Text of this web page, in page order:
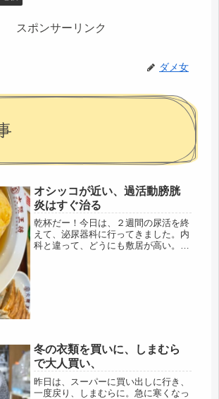
スポンサーリンク
ダメ女
オシッコが近い、過活動膀胱
炎はすぐ治る
乾杯だー！今日は、２週間の尿活を終
えて、泌尿器科に行ってきました。内
科と違って、どうにも敷居が高い。大
冬の衣類を買いに、しまむら
で大人買い、
昨日は、スーパーに買い出しに行き、
一度戻り、しまむらに。急に寒くなっ